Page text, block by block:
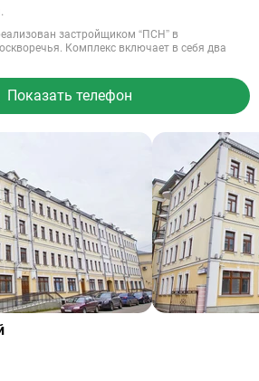
застройщиком “ПСН” в
Комплекс включает в себя два
Показать телефон